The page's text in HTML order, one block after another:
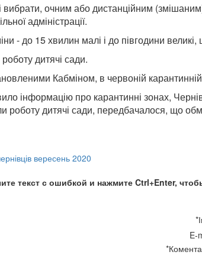
очним або дистанційним
адміністрації.
- до 15 хвилин малі і до півгодини
дитячі сади.
Кабміном, в червоній карантинній
інформацію про карантинні зонах,
роботу дитячі сади, передбачалося, що
вересень 2020
текст с ошибкой и нажмите Ctrl+Enter,
*
E-
*